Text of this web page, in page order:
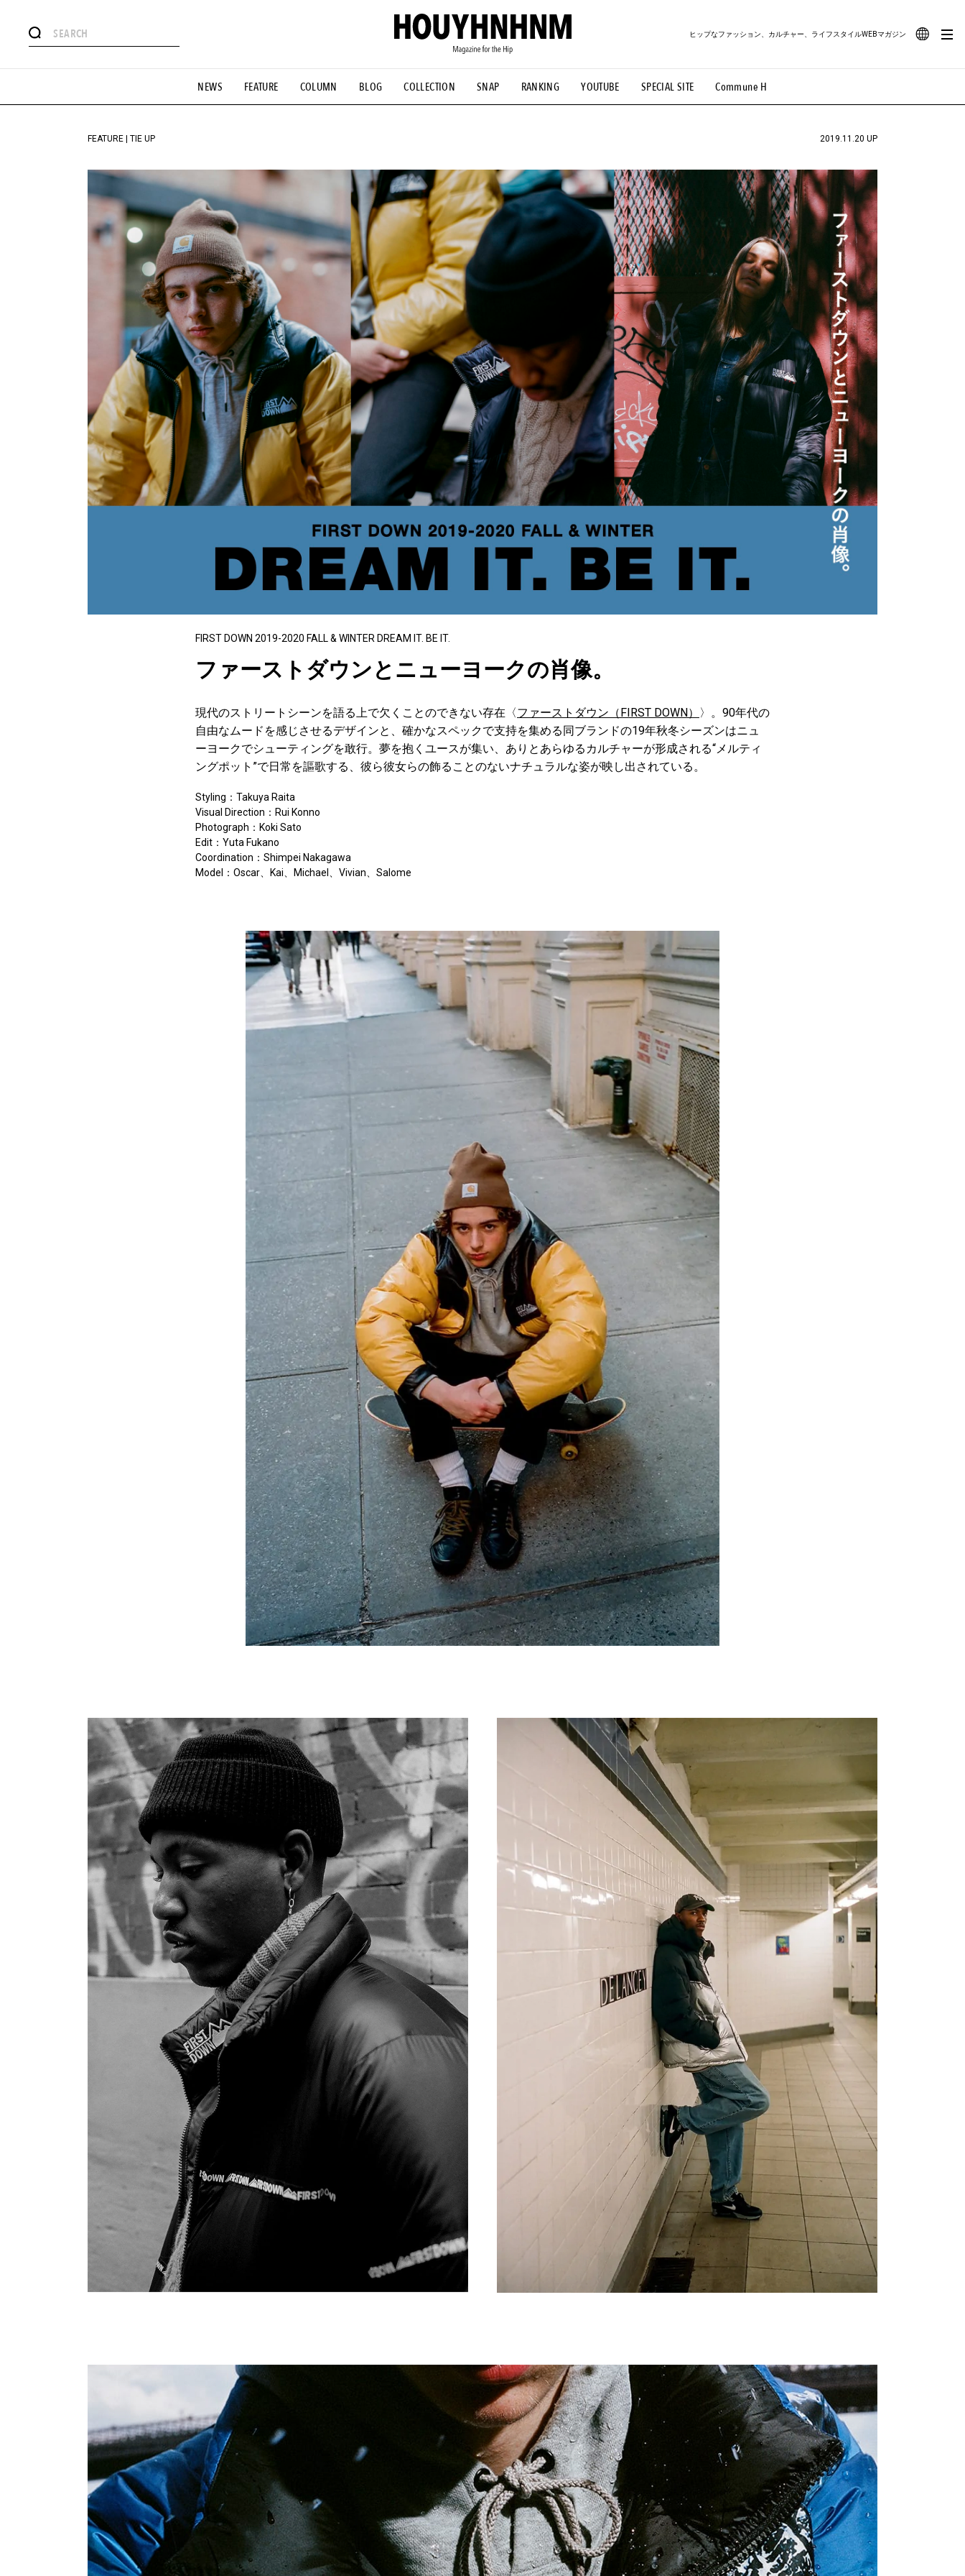
NEWS FEATURE COLUMN BLOG COLLECTION SNAP RANKING YOUTUBE SPECIAL SITE Commune H
ヒップなファッション、カルチャー、ライフスタイルWEBマガジン
#憧れの逸品 #ESSENTIAL DESIGNS #古着サミット #NEW VINTAGE #マイナーグッド図鑑 #路地裏てぃーん。 #MONTHLY JOURNAL
#GH 銘品の所以 #フイナムのYouTube #Commune H #FOCUS IT #AH.H #ととけん #FASHION #MUSIC #MOVIE #LIFESTYLE #SNEAKER #OUTDOOR
#HANDSOME HANDBOOK
FEATURE | TIE UP 2019.11.20 UP
FIRST DOWN 2019-2020 FALL & WINTER DREAM IT. BE IT.
ファーストダウンとニューヨークの肖像。
現代のストリートシーンを語る上で欠くことのできない存在〈ファーストダウン（FIRST DOWN）
〉。90年代の
自由なムードを感じさせるデザインと、確かなスペックで支持を集める同ブランドの19年秋冬シーズンはニュ
ーヨークでシューティングを敢行。夢を抱くユースが集い、ありとあらゆるカルチャーが形成される“メルティ
ングポット”で日常を謳歌する、彼ら彼女らの飾ることのないナチュラルな姿が映し出されている。
Styling：Takuya Raita
Visual Direction：Rui Konno
Photograph：Koki Sato
Edit：Yuta Fukano
Coordination：Shimpei Nakagawa
Model：Oscar、Kai、Michael、Vivian、Salome